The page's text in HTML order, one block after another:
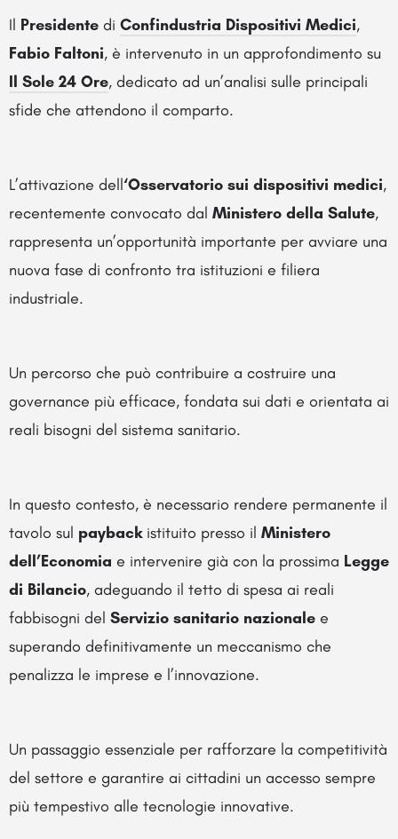
Il Presidente di Confindustria Dispositivi Medici,
Fabio Faltoni, è intervenuto in un approfondimento su
Il Sole 24 Ore, dedicato ad un’analisi sulle principali
sfide che attendono il comparto.
L’attivazione dell‘Osservatorio sui dispositivi medici,
recentemente convocato dal Ministero della Salute,
rappresenta un’opportunità importante per avviare una
nuova fase di confronto tra istituzioni e filiera
industriale.
Un percorso che può contribuire a costruire una
governance più efficace, fondata sui dati e orientata ai
reali bisogni del sistema sanitario.
In questo contesto, è necessario rendere permanente il
tavolo sul paybackistituito presso il Ministero
dell’Economia e intervenire già con la prossima Legge
di Bilancio, adeguando il tetto di spesa ai reali
fabbisogni del Servizio sanitario nazionale e
superando definitivamente un meccanismo che
penalizza le imprese e l’innovazione.
Un passaggio essenziale per rafforzare la competitività
del settore e garantire ai cittadini un accesso sempre
più tempestivo alle tecnologie innovative.